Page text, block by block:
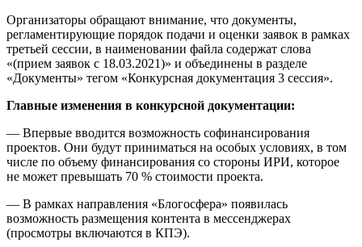
Организаторы обращают внимание, что документы,
регламентирующие порядок подачи и оценки заявок в рамках
третьей сессии, в наименовании файла содержат слова
«(прием заявок с 18.03.2021)» и объединены в разделе
«Документы» тегом «Конкурсная документация 3 сессия».
Главные изменения в конкурсной документации:
— Впервые вводится возможность софинансирования
проектов. Они будут приниматься на особых условиях, в том
числе по объему финансирования со стороны ИРИ, которое
не может превышать 70 % стоимости проекта.
— В рамках направления «Блогосфера» появилась
возможность размещения контента в мессенджерах
(просмотры включаются в КПЭ).